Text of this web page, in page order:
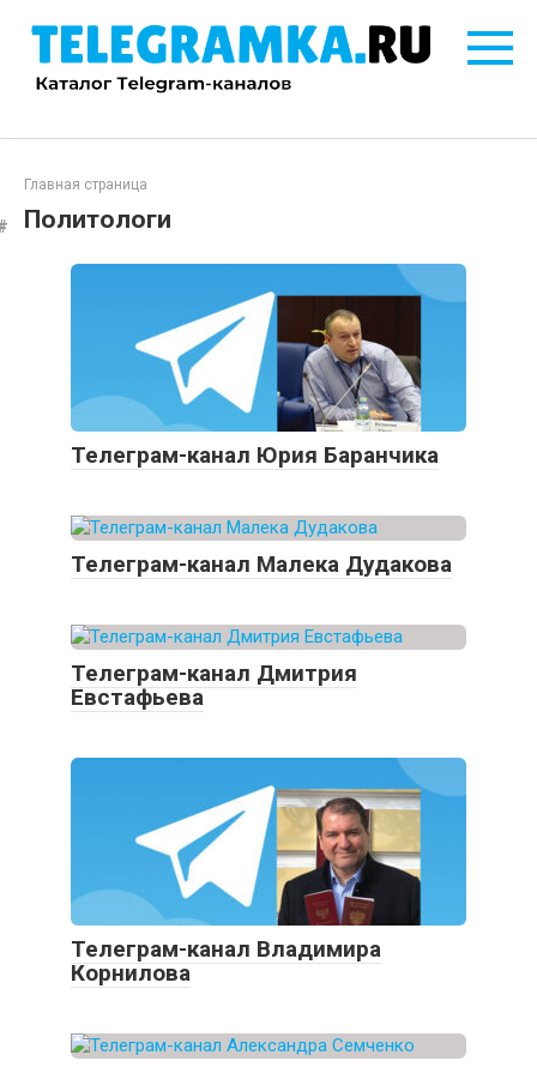
контенту
Главная страница
Политологи
Телеграм-канал Юрия Баранчика
Телеграм-канал Малека Дудакова
Телеграм-канал Дмитрия
Евстафьева
Телеграм-канал Владимира
Корнилова